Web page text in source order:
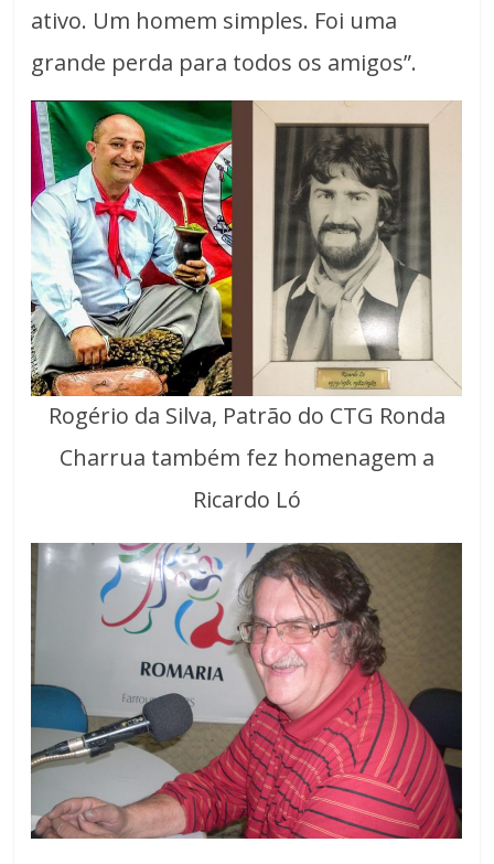
ativo. Um homem simples. Foi uma
grande perda para todos os amigos”.
Rogério da Silva, Patrão do CTG Ronda
Charrua também fez homenagem a
Ricardo Ló